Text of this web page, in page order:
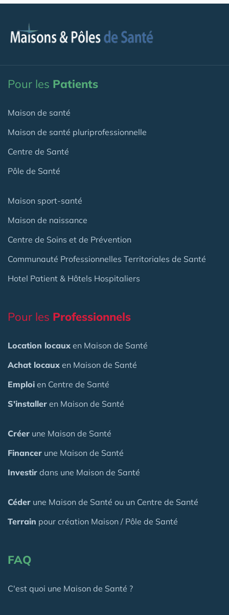
Pour les Patients
Maison de santé
Maison de santé pluriprofessionnelle
Centre de Santé
Pôle de Santé
Maison sport-santé
Maison de naissance
Centre de Soins et de Prévention
Communauté Professionnelles Territoriales de Santé
Hotel Patient & Hôtels Hospitaliers
Pour les Professionnels
Location locaux en Maison de Santé
Achat locaux en Maison de Santé
Emploi en Centre de Santé
S'installer en Maison de Santé
Créer une Maison de Santé
Financer une Maison de Santé
Investir dans une Maison de Santé
Céder une Maison de Santé ou un Centre de Santé
Terrain pour création Maison / Pôle de Santé
FAQ
C'est quoi une Maison de Santé ?